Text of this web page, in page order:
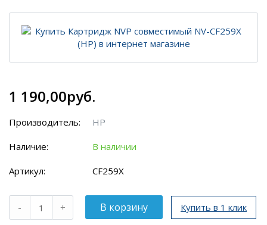
1 190,00руб.
Производитель: HP
Наличие: В наличии
Артикул: CF259X
Купить в 1 клик